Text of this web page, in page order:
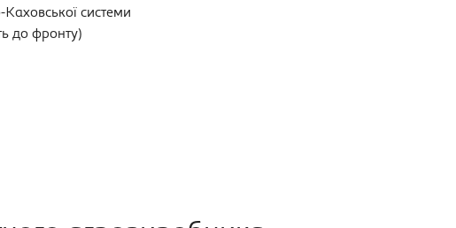
системи
до фронту)